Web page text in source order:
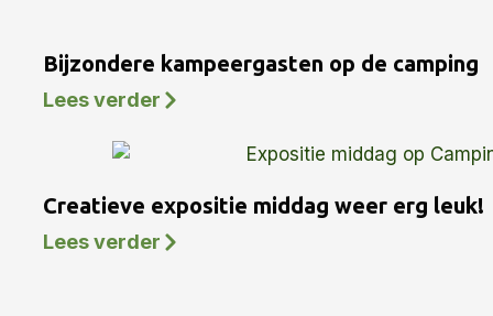
Bijzondere kampeergasten op de camping
Lees verder
Creatieve expositie middag weer erg leuk!
Lees verder